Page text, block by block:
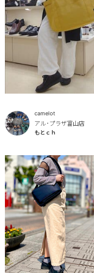
camelot
アル･プラザ富山店
もとｃｈ